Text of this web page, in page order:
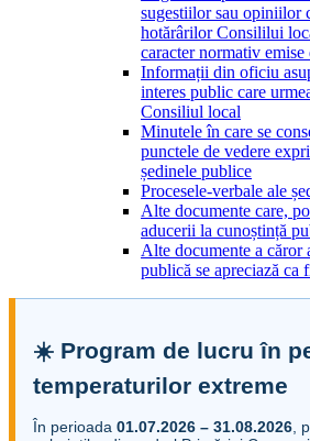
sugestiilor sau opiniilor
hotărârilor Consililui
caracter normativ emise
Informații din oficiu
interes public care
Consiliul local
Minutele în care se
punctele de vedere
ședinele publice
Procesele-verbale ale
Alte documente care,
aducerii la cunoștință
Alte documente a căror
publică se apreciază ca
☀️ Program de lucru în
temperaturilor extreme
În perioada 01.07.2026 – 31.08.2026 ,